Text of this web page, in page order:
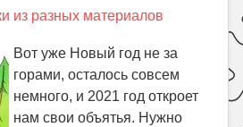
из разных материалов
Вот уже Новый год не за
горами, осталось совсем
немного, и 2021 год откроет
нам свои объятья. Нужно